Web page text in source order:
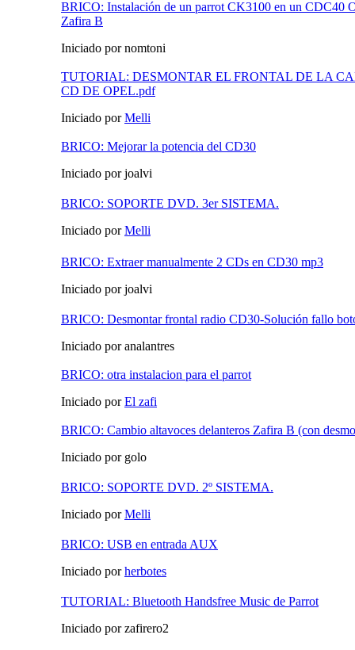
BRICO: Instalación de un parrot CK3100 en un CDC40
Zafira B
Iniciado por nomtoni
TUTORIAL: DESMONTAR EL FRONTAL DE LA
CD DE OPEL.pdf
Iniciado porMelli
BRICO: Mejorar la potencia del CD30
Iniciado por joalvi
BRICO: SOPORTE DVD. 3er SISTEMA.
Iniciado porMelli
BRICO: Extraer manualmente 2 CDs en CD30 mp3
Iniciado por joalvi
BRICO: Desmontar frontal radio CD30-Solución fallo
Iniciado por analantres
BRICO: otra instalacion para el parrot
Iniciado porEl zafi
BRICO: Cambio altavoces delanteros Zafira B (con
Iniciado por golo
BRICO: SOPORTE DVD. 2º SISTEMA.
Iniciado porMelli
BRICO: USB en entrada AUX
Iniciado porherbotes
TUTORIAL: Bluetooth Handsfree Music de Parrot
Iniciado por zafirero2